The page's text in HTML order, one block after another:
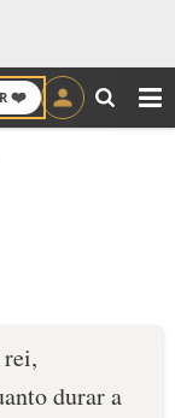
❤️
durar a